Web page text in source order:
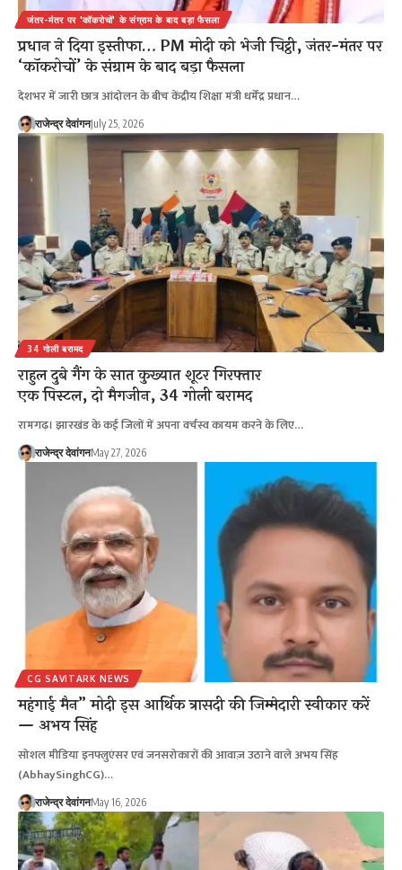
जंतर-मंतर पर 'कॉकरोचों' के संग्राम के बाद बड़ा फैसला
प्रधान ने दिया इस्तीफा… PM मोदी को भेजी चिट्ठी, जंतर-मंतर पर
‘कॉकरोचों’ के संग्राम के बाद बड़ा फैसला
देशभर में जारी छात्र आंदोलन के बीच केंद्रीय शिक्षा मंत्री धर्मेंद्र प्रधान…
राजेन्द्र देवांगनJuly 25, 2026
34 गोली बरामद
राहुल दुबे गैंग के सात कुख्यात शूटर गिरफ्तार
एक पिस्टल, दो मैगजीन, 34 गोली बरामद
रामगढ़। झारखंड के कई जिलों में अपना वर्चस्व कायम करने के लिए…
राजेन्द्र देवांगनMay 27, 2026
CG SAVITARK NEWS
महंगाई मैन” मोदी इस आर्थिक त्रासदी की जिम्मेदारी स्वीकार करें
— अभय सिंह
सोशल मीडिया इनफ्लुएंसर एवं जनसरोकारों की आवाज़ उठाने वाले अभय सिंह
(AbhaySinghCG)…
राजेन्द्र देवांगनMay 16, 2026